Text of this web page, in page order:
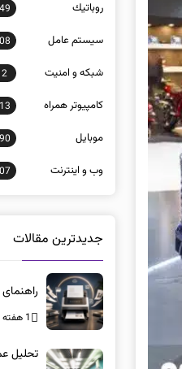
روباتيك
سيستم عامل
شبكه و امنيت
كامپيوتر همراه
موبايل
وب و اينترنت
جدیدترین مقالات
1 هفته پیش